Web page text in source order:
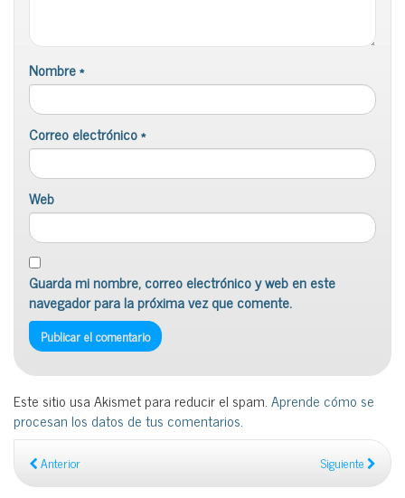
Nombre*
Correo electrónico*
Web
Guarda mi nombre, correo electrónico y web en este
navegador para la próxima vez que comente.
Este sitio usa Akismet para reducir el spam.Aprende cómo se
procesan los datos de tus comentarios.
Anterior Siguiente